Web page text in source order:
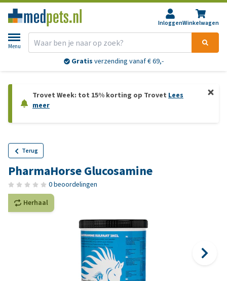
InloggenWinkelwagen
Menu
Gratis verzending vanaf € 69,-
Trovet Week: tot 15% korting op Trovet Lees
meer
Terug
PharmaHorse Glucosamine
0 beoordelingen
Herhaal